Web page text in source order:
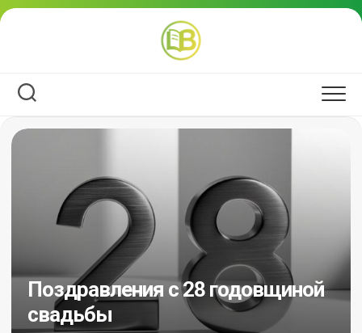
Перейти
Поздравления с 28 годовщиной
свадьбы